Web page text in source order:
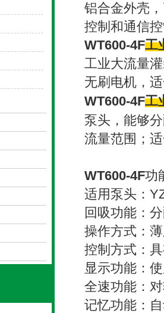
铝合金外壳
控制和通信
WT600-4F工
工业大流量
无刷电机，
WT600-4F工
泵头，能够
流量范围；
WT600-4F功
适用泵头：
回吸功能：
操作方式：
控制方式：
显示功能：
全速功能：
记忆功能：